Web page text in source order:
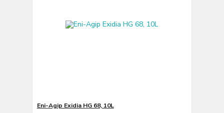
Eni-Agip Exidia HG 68, 10L